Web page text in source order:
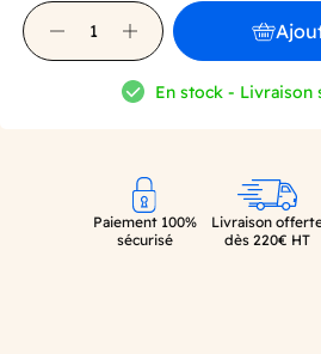
En stock - Livraison
Paiement 100%
sécurisé
Livraison
dès 220€ HT